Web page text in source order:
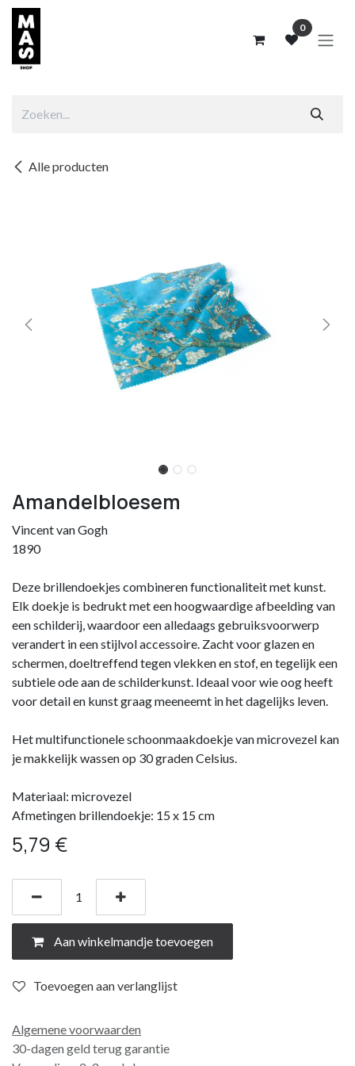
Overslaan naar inhoud
0
Alle producten
Amandelbloesem
Vincent van Gogh
1890
Deze brillendoekjes combineren functionaliteit met kunst.
Elk doekje is bedrukt met een hoogwaardige afbeelding van
een schilderij, waardoor een alledaags gebruiksvoorwerp
verandert in een stijlvol accessoire. Zacht voor glazen en
schermen, doeltreffend tegen vlekken en stof, en tegelijk een
subtiele ode aan de schilderkunst. Ideaal voor wie oog heeft
voor detail en kunst graag meeneemt in het dagelijks leven.
Het multifunctionele schoonmaakdoekje van microvezel kan
je makkelijk wassen op 30 graden Celsius.
Materiaal: microvezel
Afmetingen brillendoekje: 15 x 15 cm
5,79 €
Aan winkelmandje toevoegen
Toevoegen aan verlanglijst
Algemene voorwaarden
30-dagen geld terug garantie